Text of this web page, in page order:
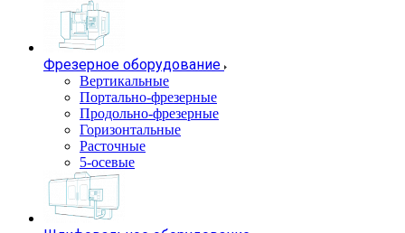
Фрезерное оборудование
Вертикальные
Портально-фрезерные
Продольно-фрезерные
Горизонтальные
Расточные
5-осевые